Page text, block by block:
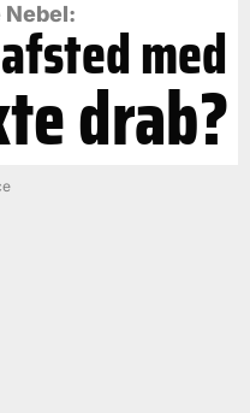
Nebel: med
drab?